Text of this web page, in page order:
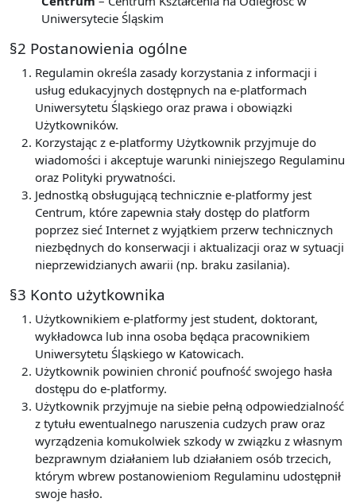
Uniwersytecie Śląskim
§2 Postanowienia ogólne
Regulamin określa zasady korzystania z informacji i
usług edukacyjnych dostępnych na e-platformach
Uniwersytetu Śląskiego oraz prawa i obowiązki
Użytkowników.
Korzystając z e-platformy Użytkownik przyjmuje do
wiadomości i akceptuje warunki niniejszego Regulaminu
oraz Polityki prywatności.
Jednostką obsługującą technicznie e-platformy jest
Centrum, które zapewnia stały dostęp do platform
poprzez sieć Internet z wyjątkiem przerw technicznych
niezbędnych do konserwacji i aktualizacji oraz w sytuacji
nieprzewidzianych awarii (np. braku zasilania).
§3 Konto użytkownika
Użytkownikiem e-platformy jest student, doktorant,
wykładowca lub inna osoba będąca pracownikiem
Uniwersytetu Śląskiego w Katowicach.
Użytkownik powinien chronić poufność swojego hasła
dostępu do e-platformy.
Użytkownik przyjmuje na siebie pełną odpowiedzialność
z tytułu ewentualnego naruszenia cudzych praw oraz
wyrządzenia komukolwiek szkody w związku z własnym
bezprawnym działaniem lub działaniem osób trzecich,
którym wbrew postanowieniom Regulaminu udostępnił
swoje hasło.